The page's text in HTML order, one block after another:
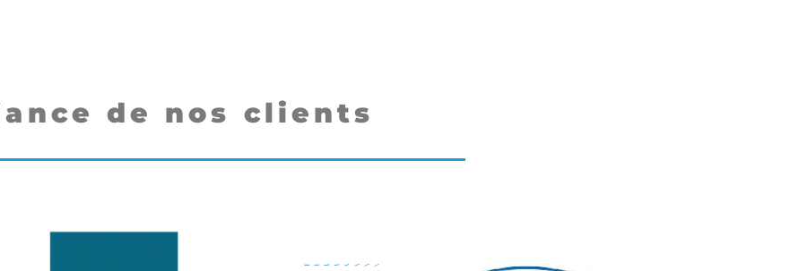
de nos clients